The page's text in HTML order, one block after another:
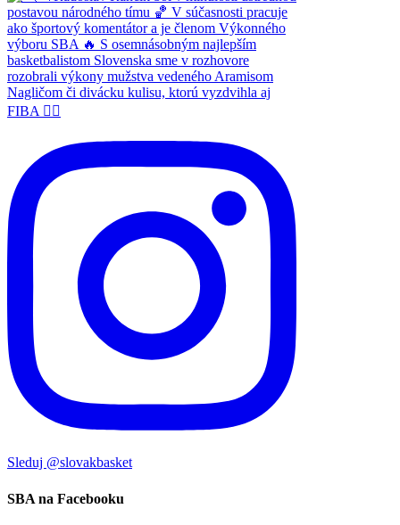
Sleduj @slovakbasket
SBA na Facebooku